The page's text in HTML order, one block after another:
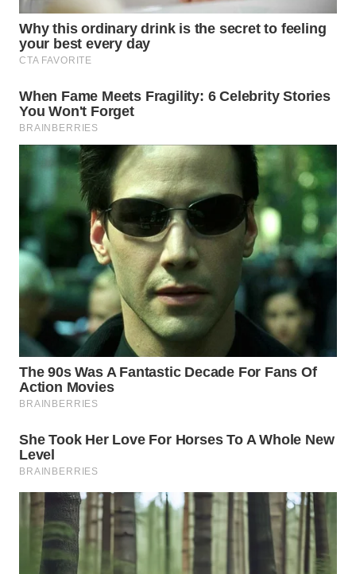
WN
KARO
SIMALUNGUN
WN
LABUHANBATU
WN
TAPANULI
TENGAH
WN DELI
SERDANG
WN
TEBING
TINGGI
WN
WN
WN
BEKASI